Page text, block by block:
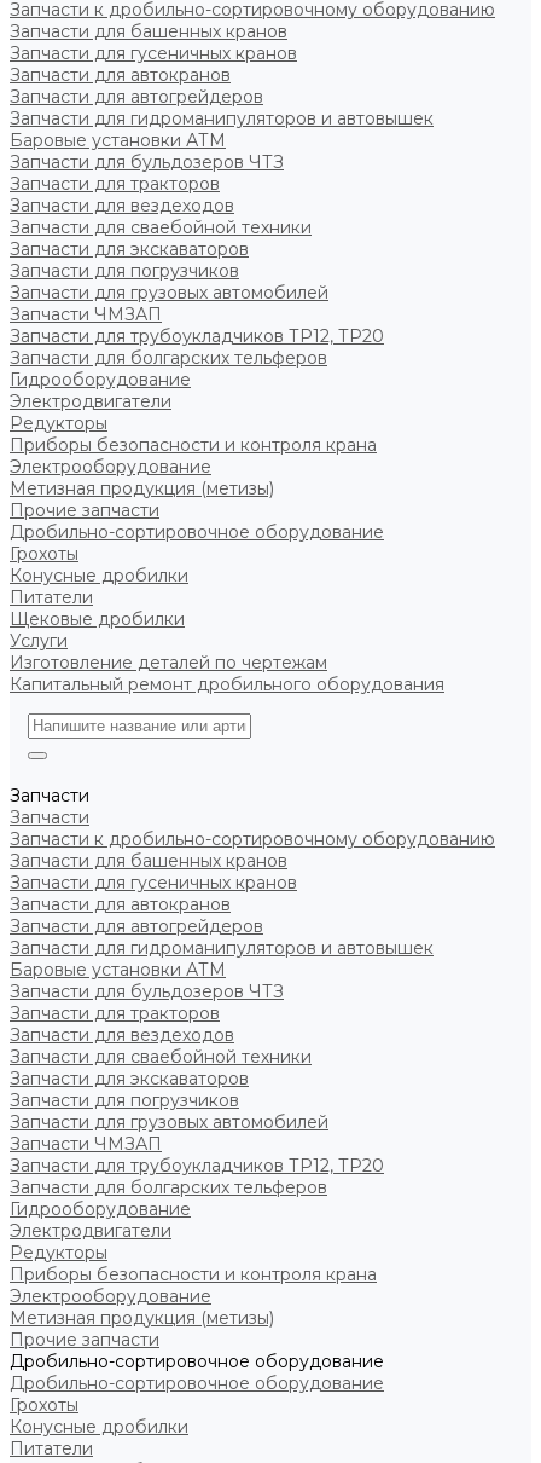
Запчасти к дробильно-сортировочному оборудованию
Запчасти для башенных кранов
Запчасти для гусеничных кранов
Запчасти для автокранов
Запчасти для автогрейдеров
Запчасти для гидроманипуляторов и автовышек
Баровые установки АТМ
Запчасти для бульдозеров ЧТЗ
Запчасти для тракторов
Запчасти для вездеходов
Запчасти для сваебойной техники
Запчасти для экскаваторов
Запчасти для погрузчиков
Запчасти для грузовых автомобилей
Запчасти ЧМЗАП
Запчасти для трубоукладчиков ТР12, ТР20
Запчасти для болгарских тельферов
Гидрооборудование
Электродвигатели
Редукторы
Приборы безопасности и контроля крана
Электрооборудование
Метизная продукция (метизы)
Прочие запчасти
Дробильно-сортировочное оборудование
Грохоты
Конусные дробилки
Питатели
Щековые дробилки
Услуги
Изготовление деталей по чертежам
Капитальный ремонт дробильного оборудования
Запчасти
Запчасти
Запчасти к дробильно-сортировочному оборудованию
Запчасти для башенных кранов
Запчасти для гусеничных кранов
Запчасти для автокранов
Запчасти для автогрейдеров
Запчасти для гидроманипуляторов и автовышек
Баровые установки АТМ
Запчасти для бульдозеров ЧТЗ
Запчасти для тракторов
Запчасти для вездеходов
Запчасти для сваебойной техники
Запчасти для экскаваторов
Запчасти для погрузчиков
Запчасти для грузовых автомобилей
Запчасти ЧМЗАП
Запчасти для трубоукладчиков ТР12, ТР20
Запчасти для болгарских тельферов
Гидрооборудование
Электродвигатели
Редукторы
Приборы безопасности и контроля крана
Электрооборудование
Метизная продукция (метизы)
Прочие запчасти
Дробильно-сортировочное оборудование
Дробильно-сортировочное оборудование
Грохоты
Конусные дробилки
Питатели